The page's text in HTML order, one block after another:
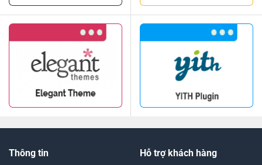
Thông tin Hỗ trợ khách hàng